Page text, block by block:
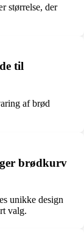
størrelse, der
til
af brød
brødkurv
unikke design
valg.